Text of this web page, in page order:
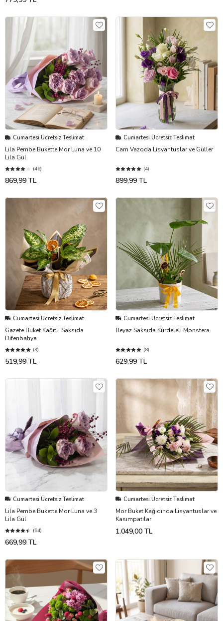
Cumartesi Ücretsiz Teslimat
Lila Pembe Bukette Mor Luna ve 10
Lila Gül
(46)
869,99 TL
Cumartesi Ücretsiz Teslimat
Cam Vazoda Lisyantuslar ve Güller
(4)
899,99 TL
Cumartesi Ücretsiz Teslimat
Gazete Buket Kağıtlı Saksıda
Difenbahya
(3)
519,99 TL
Cumartesi Ücretsiz Teslimat
Beyaz Saksıda Kurdeleli Monstera
(8)
629,99 TL
Cumartesi Ücretsiz Teslimat
Lila Pembe Bukette Mor Luna ve 3
Lila Gül
(54)
669,99 TL
Cumartesi Ücretsiz Teslimat
Mor Buket Kağıdında Lisyantuslar ve
Kasımpatılar
1.049,00 TL